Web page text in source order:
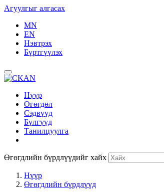
Агуулгыг алгасах
MN
EN
Нэвтрэх
Бүртгүүлэх
Нүүр
Өгөгдөл
Сэдвүүд
Бүлгүүд
Танилцуулга
Өгөгдлийн бүрдлүүдийг хайх
Нүүр
Өгөгдлийн бүрдлүүд